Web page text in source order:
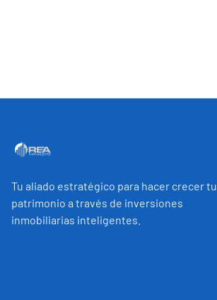
Tu aliado estratégico para hacer crecer tu
patrimonio a través de inversiones
inmobiliarias inteligentes.